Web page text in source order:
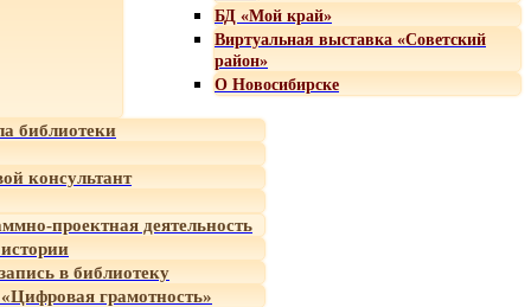
БД «Мой край»
Виртуальная выставка «Советский
район»
О Новосибирске
библиотеки
консультант
проектная деятельность
в библиотеку
грамотность»